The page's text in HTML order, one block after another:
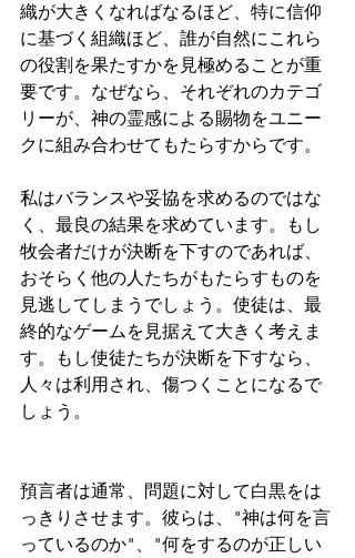
織が大きくなればなるほど、特に信仰
に基づく組織ほど、誰が自然にこれら
の役割を果たすかを見極めることが重
要です。なぜなら、それぞれのカテゴ
リーが、神の霊感による賜物をユニー
クに組み合わせてもたらすからです。
私はバランスや妥協を求めるのではな
く、最良の結果を求めています。もし
牧会者だけが決断を下すのであれば、
おそらく他の人たちがもたらすものを
見逃してしまうでしょう。使徒は、最
終的なゲームを見据えて大きく考えま
す。もし使徒たちが決断を下すなら、
人々は利用され、傷つくことになるで
しょう。
預言者は通常、問題に対して白黒をは
っきりさせます。彼らは、"神は何を言
っているのか"、"何をするのが正しい